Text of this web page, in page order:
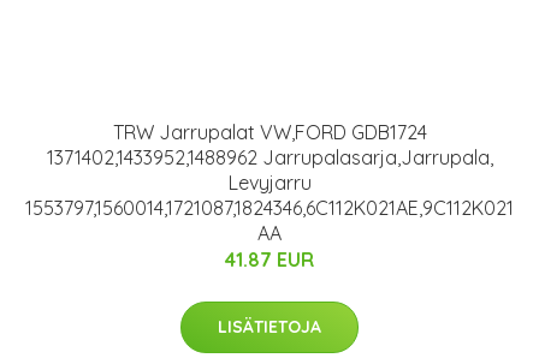
TRW Jarrupalat VW,FORD GDB1724
1371402,1433952,1488962 Jarrupalasarja,Jarrupala,
Levyjarru
1553797,1560014,1721087,1824346,6C112K021AE,9C112K021
AA
41.87 EUR
LISÄTIETOJA